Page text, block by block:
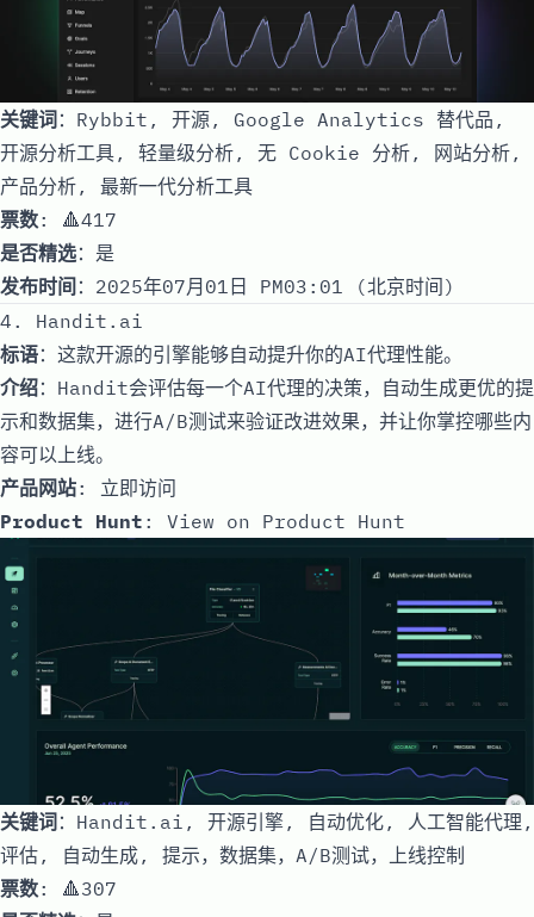
关键词：Rybbit, 开源, Google Analytics 替代品,
开源分析工具, 轻量级分析, 无 Cookie 分析, 网站分析,
产品分析, 最新一代分析工具
票数: 🔺417
是否精选：是
发布时间 ：2025年07月01日 PM03:01 (北京时间)
4. Handit.ai
标语：这款开源的引擎能够自动提升你的AI代理性能。
介绍：Handit会评估每一个AI代理的决策，自动生成更优的提
示和数据集，进行A/B测试来验证改进效果，并让你掌控哪些内
容可以上线。
产品网站: 立即访问
Product Hunt : View on Product Hunt
关键词：Handit.ai, 开源引擎, 自动优化, 人工智能代理,
评估, 自动生成, 提示，数据集，A/B测试，上线控制
票数: 🔺307